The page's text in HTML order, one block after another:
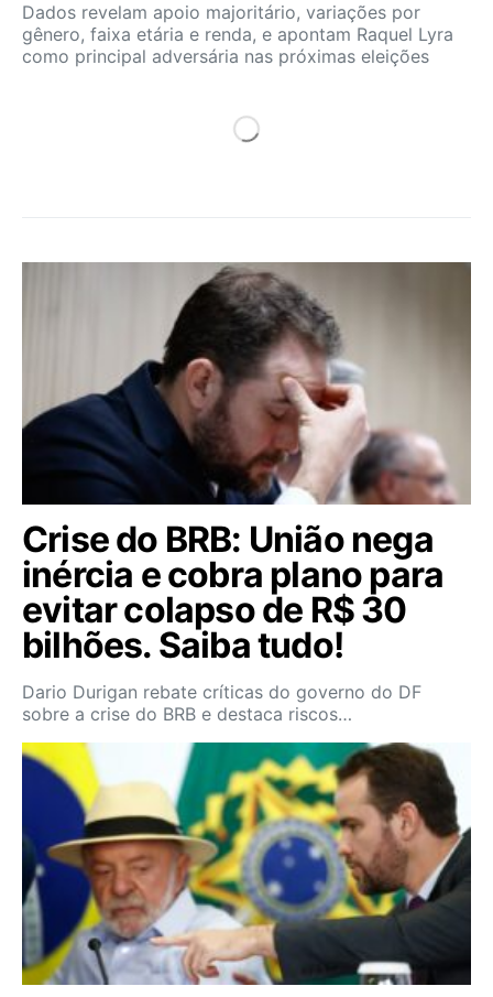
Dados revelam apoio majoritário, variações por
gênero, faixa etária e renda, e apontam Raquel Lyra
como principal adversária nas próximas eleições
Crise do BRB: União nega
inércia e cobra plano para
evitar colapso de R$ 30
bilhões. Saiba tudo!
Dario Durigan rebate críticas do governo do DF
sobre a crise do BRB e destaca riscos…